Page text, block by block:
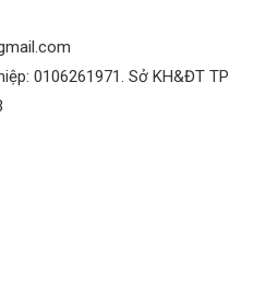
0106261971. Sở KH&ĐT TP